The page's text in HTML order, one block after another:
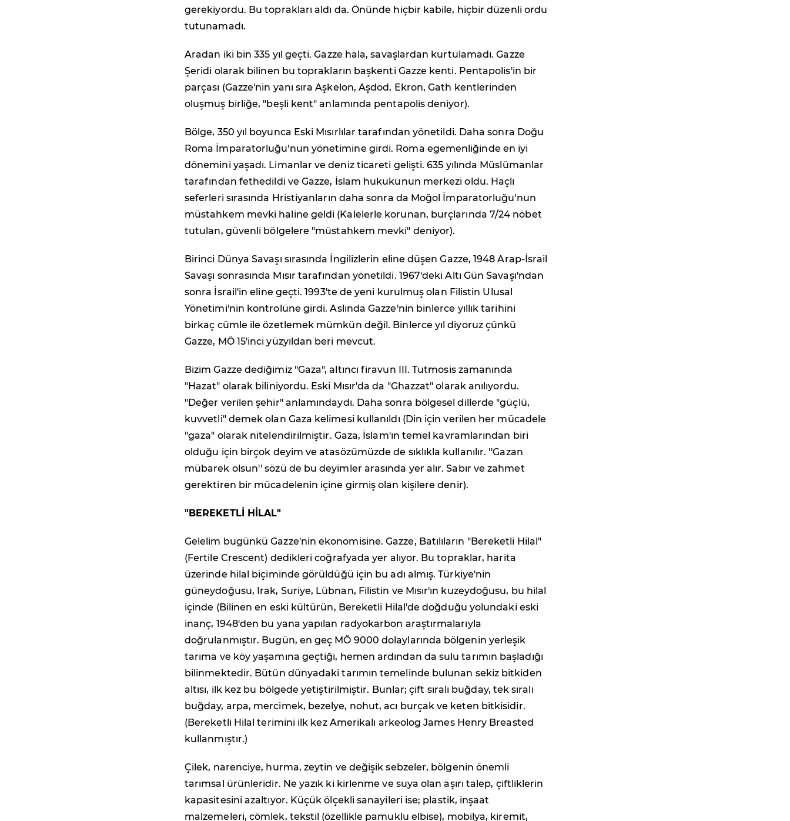
gerekiyordu. Bu toprakları aldı da. Önünde hiçbir kabile, hiçbir düzenli ordu
tutunamadı.
Aradan iki bin 335 yıl geçti. Gazze hala, savaşlardan kurtulamadı. Gazze
Şeridi olarak bilinen bu toprakların başkenti Gazze kenti. Pentapolis'in bir
parçası (Gazze'nin yanı sıra Aşkelon, Aşdod, Ekron, Gath kentlerinden
oluşmuş birliğe, "beşli kent" anlamında pentapolis deniyor).
Bölge, 350 yıl boyunca Eski Mısırlılar tarafından yönetildi. Daha sonra Doğu
Roma İmparatorluğu'nun yönetimine girdi. Roma egemenliğinde en iyi
dönemini yaşadı. Limanlar ve deniz ticareti gelişti. 635 yılında Müslümanlar
tarafından fethedildi ve Gazze, İslam hukukunun merkezi oldu. Haçlı
seferleri sırasında Hristiyanların daha sonra da Moğol İmparatorluğu'nun
müstahkem mevki haline geldi (Kalelerle korunan, burçlarında 7/24 nöbet
tutulan, güvenli bölgelere "müstahkem mevki" deniyor).
Birinci Dünya Savaşı sırasında İngilizlerin eline düşen Gazze, 1948 Arap-İsrail
Savaşı sonrasında Mısır tarafından yönetildi. 1967'deki Altı Gün Savaşı'ndan
sonra İsrail'in eline geçti. 1993'te de yeni kurulmuş olan Filistin Ulusal
Yönetimi'nin kontrolüne girdi. Aslında Gazze'nin binlerce yıllık tarihini
birkaç cümle ile özetlemek mümkün değil. Binlerce yıl diyoruz çünkü
Gazze, MÖ 15'inci yüzyıldan beri mevcut.
Bizim Gazze dediğimiz "Gaza", altıncı firavun III. Tutmosis zamanında
"Hazat" olarak biliniyordu. Eski Mısır'da da "Ghazzat" olarak anılıyordu.
"Değer verilen şehir" anlamındaydı. Daha sonra bölgesel dillerde "güçlü,
kuvvetli" demek olan Gaza kelimesi kullanıldı (Din için verilen her mücadele
"gaza" olarak nitelendirilmiştir. Gaza, İslam'ın temel kavramlarından biri
olduğu için birçok deyim ve atasözümüzde de sıklıkla kullanılır. ''Gazan
mübarek olsun'' sözü de bu deyimler arasında yer alır. Sabır ve zahmet
gerektiren bir mücadelenin içine girmiş olan kişilere denir).
"BEREKETLİ HİLAL"
Gelelim bugünkü Gazze'nin ekonomisine. Gazze, Batılıların "Bereketli Hilal"
(Fertile Crescent) dedikleri coğrafyada yer alıyor. Bu topraklar, harita
üzerinde hilal biçiminde görüldüğü için bu adı almış. Türkiye'nin
güneydoğusu, Irak, Suriye, Lübnan, Filistin ve Mısır'ın kuzeydoğusu, bu hilal
içinde (Bilinen en eski kültürün, Bereketli Hilal'de doğduğu yolundaki eski
inanç, 1948'den bu yana yapılan radyokarbon araştırmalarıyla
doğrulanmıştır. Bugün, en geç MÖ 9000 dolaylarında bölgenin yerleşik
tarıma ve köy yaşamına geçtiği, hemen ardından da sulu tarımın başladığı
bilinmektedir. Bütün dünyadaki tarımın temelinde bulunan sekiz bitkiden
altısı, ilk kez bu bölgede yetiştirilmiştir. Bunlar; çift sıralı buğday, tek sıralı
buğday, arpa, mercimek, bezelye, nohut, acı burçak ve keten bitkisidir.
(Bereketli Hilal terimini ilk kez Amerikalı arkeolog James Henry Breasted
kullanmıştır.)
Çilek, narenciye, hurma, zeytin ve değişik sebzeler, bölgenin önemli
tarımsal ürünleridir. Ne yazık ki kirlenme ve suya olan aşırı talep, çiftliklerin
kapasitesini azaltıyor. Küçük ölçekli sanayileri ise; plastik, inşaat
malzemeleri, çömlek, tekstil (özellikle pamuklu elbise), mobilya, kiremit,